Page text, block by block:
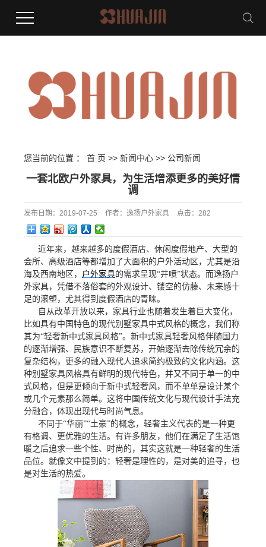
您当前的位置 ： 首 页 >> 新闻中心 >> 公司新闻
一套北欧户外家具，为生活增添更多的美好情
调
发布日期： 2019-07-25 作者： 逸扬户外家具 点击： 282
近年来，越来越多的度假酒店、休闲度假地产、大型的
会所、高级酒店等都增加了大面积的户外活动区，尤其是沿
海及西南地区， 户外家具的需求呈现“井喷”状态。而逸扬户
外家具，凭借不落俗套的外观设计、镂空的仿藤、未来感十
足的滚塑，尤其得到度假酒店的青睐。
自从改革开放以来，家具行业也随着发生着巨大变化，
比如具有中国特色的现代别墅家具中式风格的概念，我们称
其为“轻奢新中式家具风格”。新中式家具轻奢风格伴随国力
的逐渐增强、民族意识不断复苏，开始逐渐去除传统冗余的
复杂结构，更多的融入现代人追求简约极致的文化内涵。这
种别墅家具风格具有鲜明的现代特色，并又不同于单一的中
式风格，但是更倾向于新中式轻奢风，而不单单是设计某个
或几个元素那么简单。这将中国传统文化与现代设计手法充
分融合，体现出现代与时尚气息。
不同于“华丽”“土豪”的概念，轻奢主义代表的是一种更
有格调、更优雅的生活。有许多朋友，他们在满足了生活饱
暖之后追求一些个性、时尚的，其实这就是一种轻奢的生活
品位。就像文中提到的：轻奢是理性的，是对美的追寻，也
是对生活的热爱。